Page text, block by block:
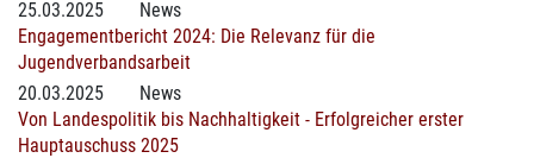
25.03.2025
News
Engagementbericht 2024: Die Relevanz für die
Jugendverbandsarbeit
20.03.2025
News
Von Landespolitik bis Nachhaltigkeit - Erfolgreicher erster
Hauptauschuss 2025